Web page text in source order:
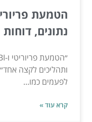
נתונים,
לפעמים כמו...
קרא עוד »